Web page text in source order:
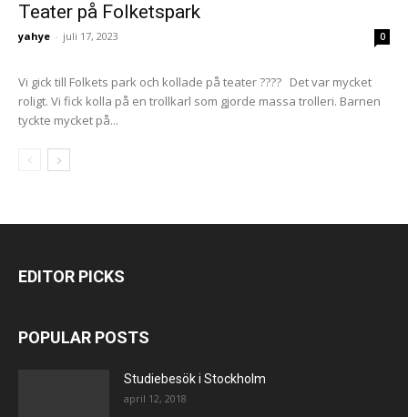
Teater på Folketspark
yahye - juli 17, 2023 0
Vi gick till Folkets park och kollade på teater ???? Det var mycket
roligt. Vi fick kolla på en trollkarl som gjorde massa trolleri. Barnen
tyckte mycket på...
EDITOR PICKS
POPULAR POSTS
Studiebesök i Stockholm
april 12, 2018